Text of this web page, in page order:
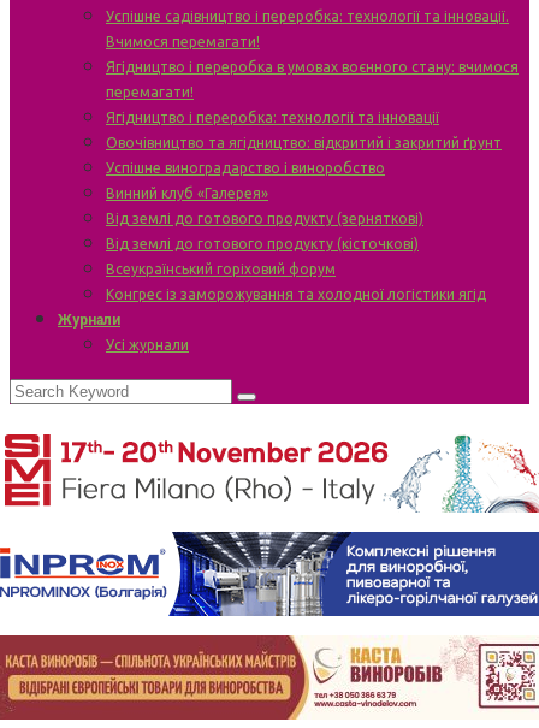
Успішне садівництво і переробка: технології та інновації.
Вчимося перемагати!
Ягідництво і переробка в умовах воєнного стану: вчимося
перемагати!
Ягідництво і переробка: технології та інновації
Овочівництво та ягідництво: відкритий і закритий ґрунт
Успішне виноградарство і виноробство
Винний клуб «Галерея»
Від землі до готового продукту (зерняткові)
Від землі до готового продукту (кісточкові)
Всеукраїнський горіховий форум
Конгрес із заморожування та холодної логістики ягід
Журнали
Усі журнали